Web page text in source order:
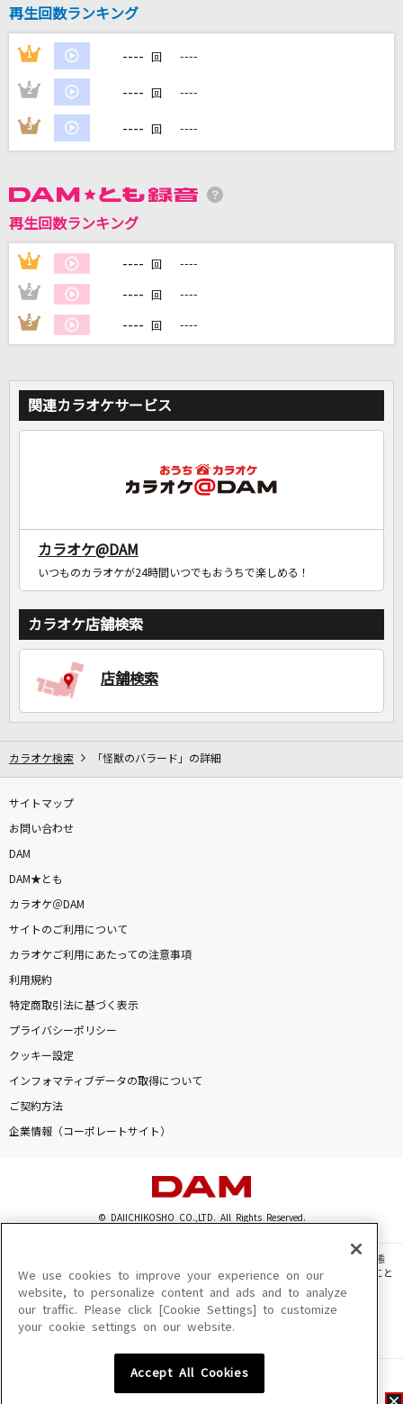
[生音]STONE OCEAN
ichigo from 岸田教団&THE明星ロケッツ
DAMの新曲・ランキングなど
DAMに会員登録・ログインして
カラオケをもっと楽しもう！
再生回数ランキング
1 ---- 回 ----
2 ---- 回 ----
3 ---- 回 ----
再生回数ランキング
1 ---- 回 ----
2 ---- 回 ----
3 ---- 回 ----
関連カラオケサービス
カラオケ@DAM
いつものカラオケが24時間いつでもおうちで楽しめる！
カラオケ店舗検索
店舗検索
カラオケ検索 「怪獣のバラード」の詳細
サイトマップ
お問い合わせ
DAM
DAM★とも
カラオケ＠DAM
サイトのご利用について
カラオケご利用にあたっての注意事項
利用規約
特定商取引法に基づく表示
プライバシーポリシー
クッキー設定
インフォマティブデータの取得について
ご契約方法
企業情報（コーポレートサイト）
© DAIICHIKOSHO CO.,LTD. All Rights Reserved.
このサイトに掲載されている一切の文章・画像・写真・動画・音声等を、手段や形態
を問わず、著作権法の定める範囲を超えて無断で複製、転載、ファイル化などすること
を禁じます。
楽曲及びコンテンツは、機種によりご利用いただけない場合があります。
楽曲及びコンテンツの配信日、配信内容が変更になる場合があります。
We use cookies to improve your experience on our
website, to personalize content and ads and to analyze
our traffic. Please click [Cookie Settings] to customize
your cookie settings on our website.
Accept All Cookies